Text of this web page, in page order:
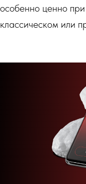
особенно ценно
классическом или